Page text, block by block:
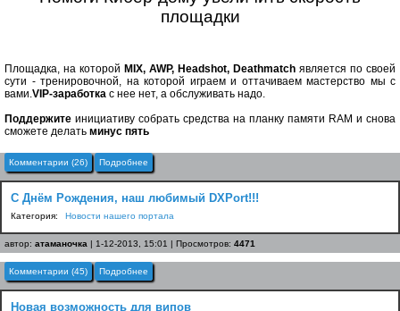
площадки
Площадка, на которой MIX, AWP, Headshot, Deathmatch является по своей
сути - тренировочной, на которой играем и оттачиваем мастерство мы с
вами.VIP-заработка с нее нет, а обслуживать надо.
Поддержите инициативу собрать средства на планку памяти RAM и снова
сможете делать минус пять
Комментарии (26) Подробнее
С Днём Рождения, наш любимый DXPort!!!
Категория: Новости нашего портала
автор: атаманочка | 1-12-2013, 15:01 | Просмотров: 4471
Комментарии (45) Подробнее
Новая возможность для випов